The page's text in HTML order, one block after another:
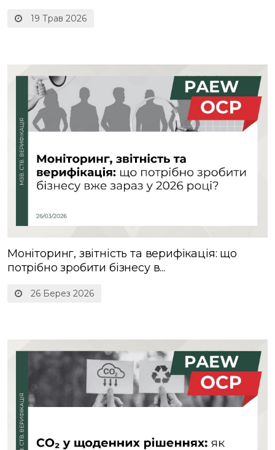
19 Трав 2026
26 Берез 2026
Моніторинг, звітність та верифікація: що
потрібно зробити бізнесу в...